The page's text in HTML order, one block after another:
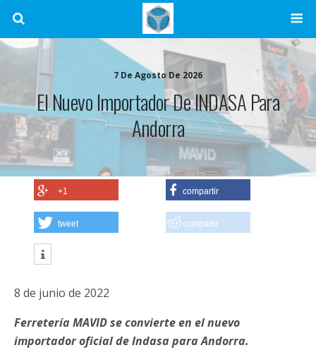
7 De Agosto De 2026
El Nuevo Importador De INDASA Para
Andorra
+1 compartir
tweet compartir
8 de junio de 2022
Ferretería MAVID se convierte en el nuevo
importador oficial de Indasa para Andorra.